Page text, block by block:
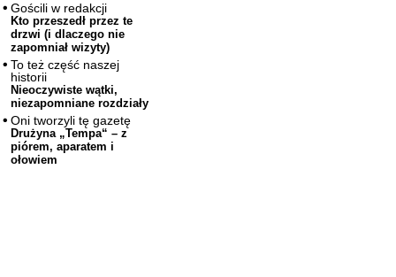
Gościli w redakcji
Kto przeszedł przez te
drzwi (i dlaczego nie
zapomniał wizyty)
To też część naszej
historii
Nieoczywiste wątki,
niezapomniane rozdziały
Oni tworzyli tę gazetę
Drużyna „Tempa“ – z
piórem, aparatem i
ołowiem